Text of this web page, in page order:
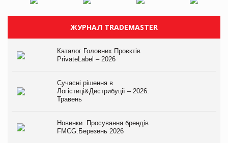
ЖУРНАЛ TRADEMASTER
Каталог Головних Проєктів
PrivateLabel – 2026
Сучасні рішення в
Логістиці&Дистрибуції – 2026.
Травень
Новинки. Просування брендів
FMCG.Березень 2026